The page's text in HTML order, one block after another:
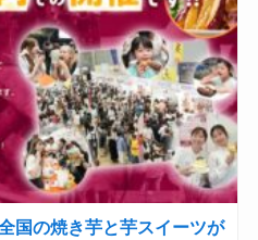
国の焼き芋と芋スイーツが